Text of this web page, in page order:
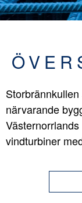
närvarande
vindturbiner